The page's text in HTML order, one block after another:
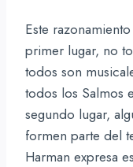
Este
primer lugar, no
todos son
todos los Salmos
segundo lugar,
formen parte del
Harman expresa